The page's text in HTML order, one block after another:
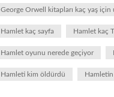
George Orwell kitapları kaç yaş için
Hamlet kaç sayfa Hamlet kaç
Hamlet oyunu nerede geçiyor
Hamleti kim öldürdü